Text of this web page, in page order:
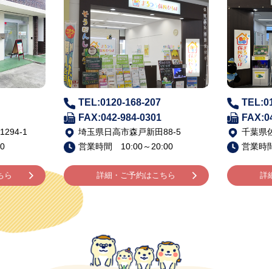
1
ら
TEL:0120-168-207
FAX:042-984-0301
埼玉県日高市森戸新田88-5
営業時間 10:00～20:00
詳細・ご予約はこちら
千葉県
営業時
詳